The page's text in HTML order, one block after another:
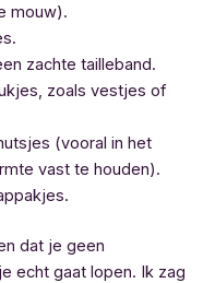
mouw).
zachte tailleband.
zoals vestjes of
(vooral in het
vast te houden).
dat je geen
echt gaat lopen. Ik zag